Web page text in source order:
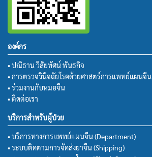
องค์กร
• ปณิธาน วิสัยทัศน์ พันธกิจ
• การตรวจวินิจฉัยโรคด้วยศาสตร์การแพทย์แผนจีน
• ร่วมงานกับหมอจีน
• ติดต่อเรา
บริการสำหรับผู้ป่วย
• บริการทางการแพทย์แผนจีน (Department)
• ระบบติดตามการจัดส่งยาจีน (Shipping)